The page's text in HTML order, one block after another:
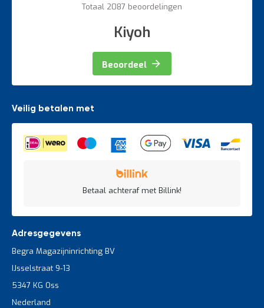
Totaal 2087 beoordelingen
Kiyoh
Beoordeel
Veilig betalen met
Betaal achteraf met Billink!
Adresgegevens
Begra Magazijninrichting BV
IJsselstraat 9-13
5347 KG Oss
Nederland